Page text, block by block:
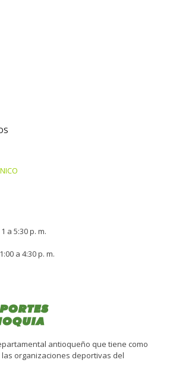
a 5:30 p. m.
a 4:30 p. m.
antioqueño que tiene como
organizaciones deportivas del